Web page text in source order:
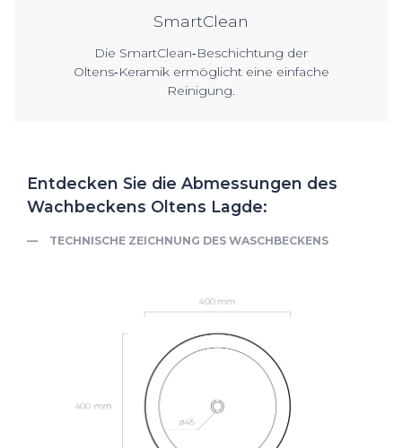
SmartClean
Die SmartClean‑Beschichtung der
Oltens‑Keramik ermöglicht eine einfache
Reinigung.
Entdecken Sie die Abmessungen des
Wachbeckens Oltens Lagde:
TECHNISCHE ZEICHNUNG DES WASCHBECKENS